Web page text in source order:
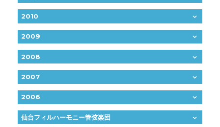
2010
2009
2008
2007
2006
仙台フィルハーモニー管弦楽団